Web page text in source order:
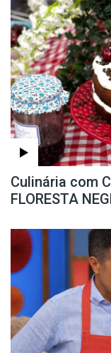
Culinária com
FLORESTA